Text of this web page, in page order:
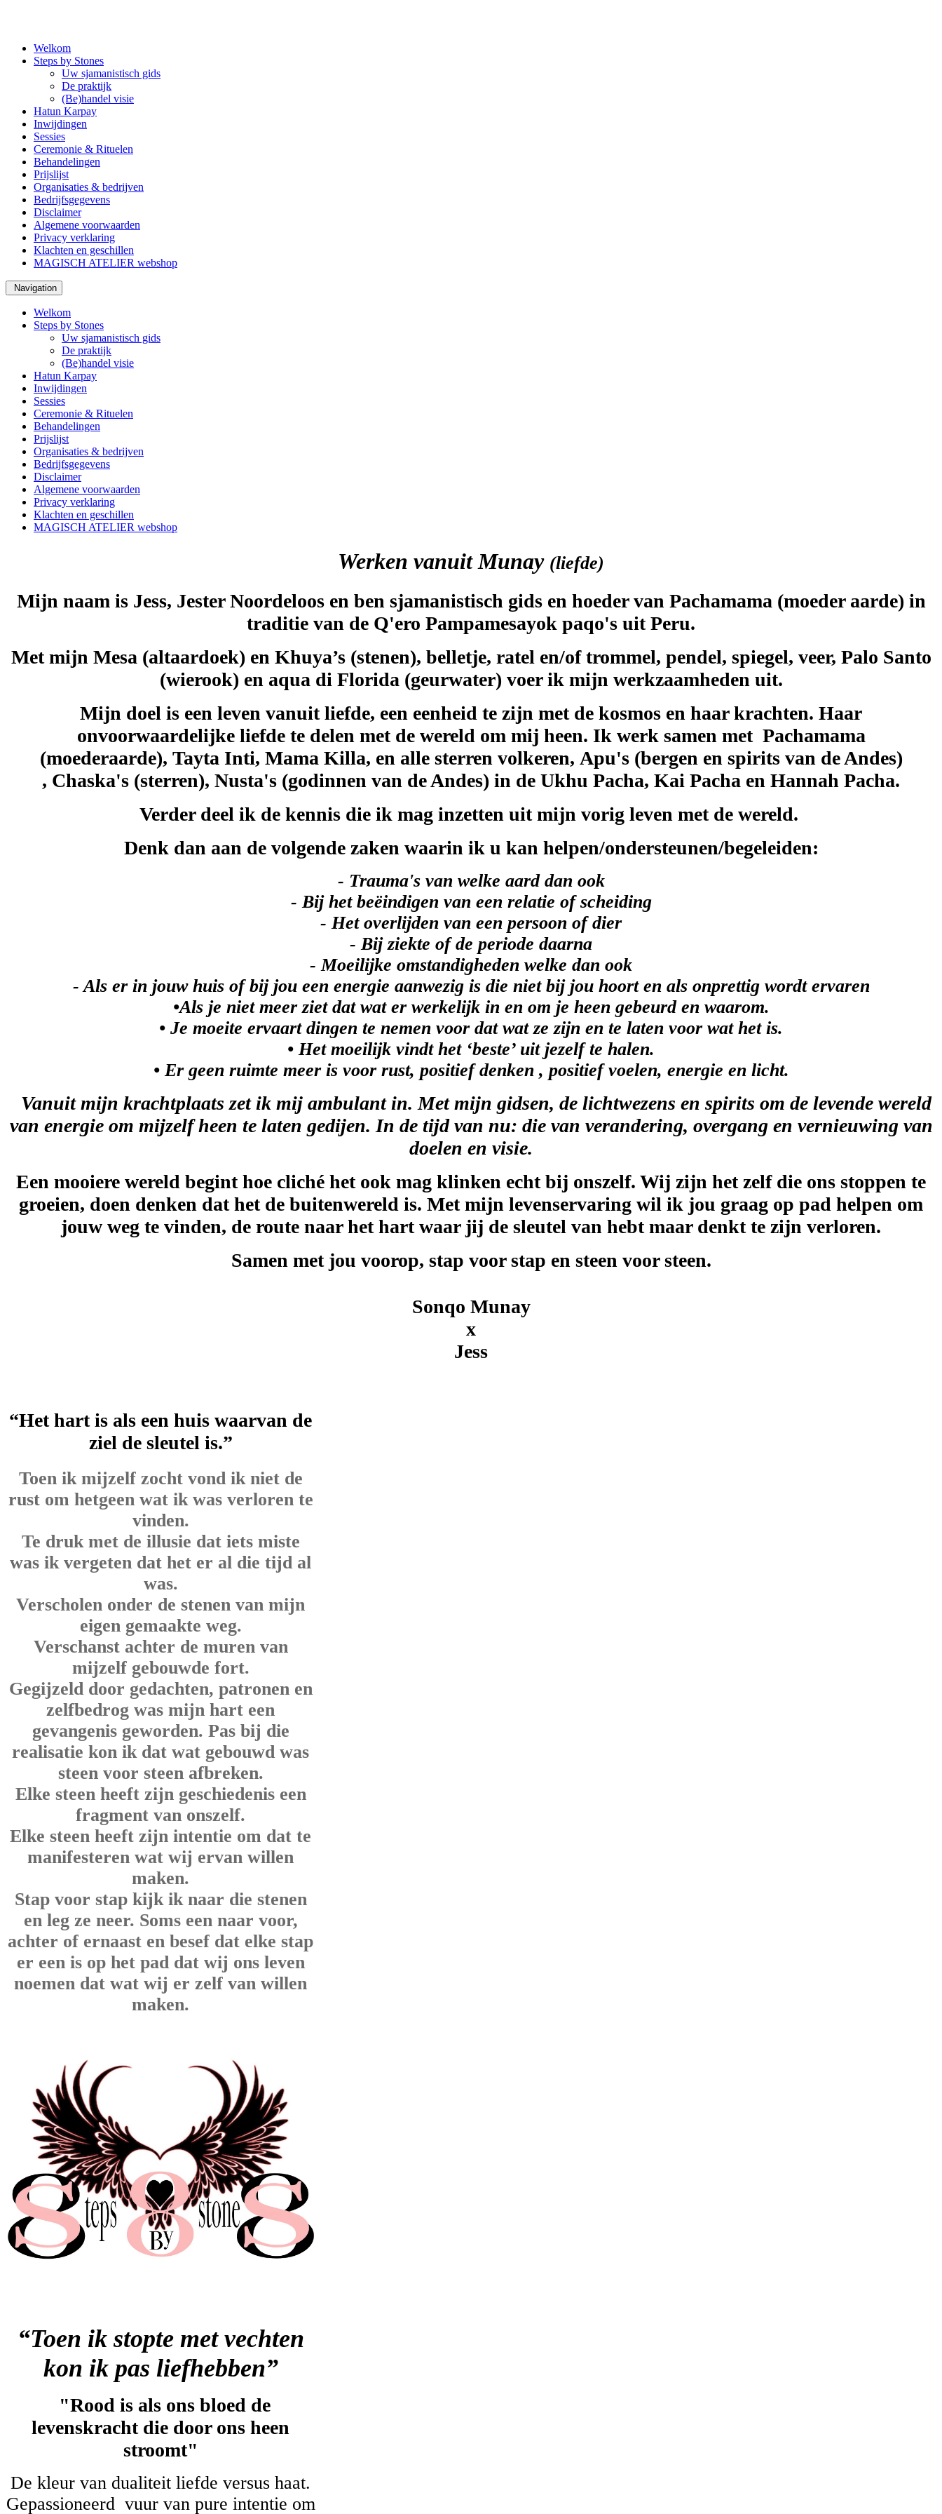
Welkom
Steps by Stones
Uw sjamanistisch gids
De praktijk
(Be)handel visie
Hatun Karpay
Inwijdingen
Sessies
Ceremonie & Rituelen
Behandelingen
Prijslijst
Organisaties & bedrijven
Bedrijfsgegevens
Disclaimer
Algemene voorwaarden
Privacy verklaring
Klachten en geschillen
MAGISCH ATELIER webshop
Navigation
Welkom
Steps by Stones
Uw sjamanistisch gids
De praktijk
(Be)handel visie
Hatun Karpay
Inwijdingen
Sessies
Ceremonie & Rituelen
Behandelingen
Prijslijst
Organisaties & bedrijven
Bedrijfsgegevens
Disclaimer
Algemene voorwaarden
Privacy verklaring
Klachten en geschillen
MAGISCH ATELIER webshop
Werken vanuit Munay (liefde)
Mijn naam is Jess, Jester Noordeloos en ben sjamanistisch gids en hoeder van Pachamama (moeder aarde) in
traditie van de Q'ero Pampamesayok paqo's uit Peru.
Met mijn Mesa (altaardoek) en Khuya’s (stenen), belletje, ratel en/of trommel, pendel, spiegel, veer, Palo Santo
(wierook) en aqua di Florida (geurwater) voer ik mijn werkzaamheden uit.
Mijn doel is een leven vanuit liefde, een eenheid te zijn met de kosmos en haar krachten. Haar
onvoorwaardelijke liefde te delen met de wereld om mij heen. Ik werk samen met Pachamama
(moederaarde), Tayta Inti, Mama Killa, en alle sterren volkeren, Apu's (bergen en spirits van de Andes)
, Chaska's (sterren), Nusta's (godinnen van de Andes) in de Ukhu Pacha, Kai Pacha en Hannah Pacha.
Verder deel ik de kennis die ik mag inzetten uit mijn vorig leven met de wereld.
Denk dan aan de volgende zaken waarin ik u kan helpen/ondersteunen/begeleiden:
- Trauma's van welke aard dan ook
- Bij het beëindigen van een relatie of scheiding
- Het overlijden van een persoon of dier
- Bij ziekte of de periode daarna
- Moeilijke omstandigheden welke dan ook
- Als er in jouw huis of bij jou een energie aanwezig is die niet bij jou hoort en als onprettig wordt ervaren
•Als je niet meer ziet dat wat er werkelijk in en om je heen gebeurd en waarom.
• Je moeite ervaart dingen te nemen voor dat wat ze zijn en te laten voor wat het is.
• Het moeilijk vindt het ‘beste’ uit jezelf te halen.
• Er geen ruimte meer is voor rust, positief denken , positief voelen, energie en licht.
Vanuit mijn krachtplaats zet ik mij ambulant in. Met mijn gidsen, de lichtwezens en spirits om de levende wereld
van energie om mijzelf heen te laten gedijen. In de tijd van nu: die van verandering, overgang en vernieuwing van
doelen en visie.
Een mooiere wereld begint hoe cliché het ook mag klinken echt bij onszelf. Wij zijn het zelf die ons stoppen te
groeien, doen denken dat het de buitenwereld is. Met mijn levenservaring wil ik jou graag op pad helpen om
jouw weg te vinden, de route naar het hart waar jij de sleutel van hebt maar denkt te zijn verloren.
Samen met jou voorop, stap voor stap en steen voor steen.
Sonqo Munay
x
Jess
“Het hart is als een huis waarvan de
ziel de sleutel is.”
Toen ik mijzelf zocht vond ik niet de
rust om hetgeen wat ik was verloren te
vinden.
Te druk met de illusie dat iets miste
was ik vergeten dat het er al die tijd al
was.
Verscholen onder de stenen van mijn
eigen gemaakte weg.
Verschanst achter de muren van
mijzelf gebouwde fort.
Gegijzeld door gedachten, patronen en
zelfbedrog was mijn hart een
gevangenis geworden. Pas bij die
realisatie kon ik dat wat gebouwd was
steen voor steen afbreken.
Elke steen heeft zijn geschiedenis een
fragment van onszelf.
Elke steen heeft zijn intentie om dat te
manifesteren wat wij ervan willen
maken.
Stap voor stap kijk ik naar die stenen
en leg ze neer. Soms een naar voor,
achter of ernaast en besef dat elke stap
er een is op het pad dat wij ons leven
noemen dat wat wij er zelf van willen
maken.
“Toen ik stopte met vechten
kon ik pas liefhebben”
"Rood is als ons bloed de
levenskracht die door ons heen
stroomt"
De kleur van dualiteit liefde versus haat.
Gepassioneerd vuur van pure intentie om